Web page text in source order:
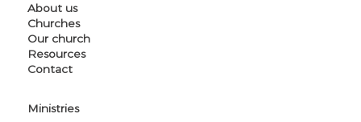
Ministries
About us
Churches
Our church
Resources
Contact